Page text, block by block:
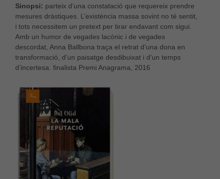
Sinopsi: parteix d’una constatació que requereix prendre
mesures dràstiques. L’existència massa sovint no té sentit,
i tots necessitem un pretext per tirar endavant com sigui.
Amb un humor de vegades lacònic i de vegades
descordat, Anna Ballbona traça el retrat d’una dona en
transformació, d’un paisatge desdibuixat i d’un temps
d’incertesa. finalista Premi Anagrama, 2016